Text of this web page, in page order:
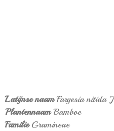
Latijnse naamFargesia nitida
PlantennaamBamboe
FamilieGramineae